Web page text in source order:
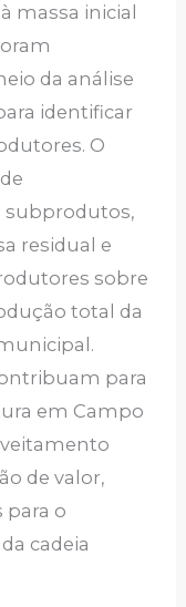
massa inicial
da análise
identificar
O
subprodutos,
residual e
sobre
total da
para
em Campo
de valor,
para o
cadeia